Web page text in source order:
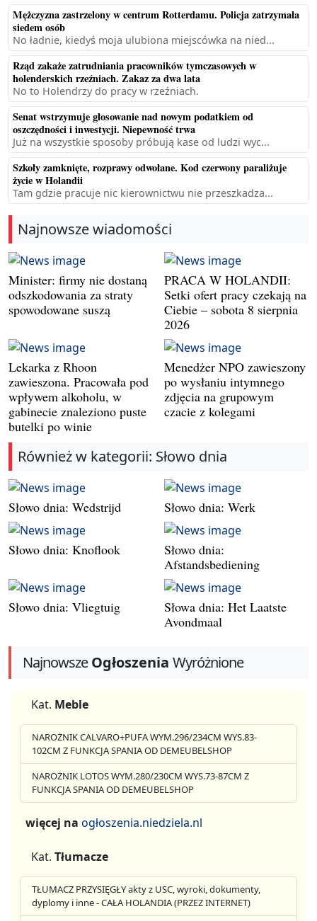
Mężczyzna zastrzelony w centrum Rotterdamu. Policja zatrzymała
siedem osób
No ładnie, kiedyś moja ulubiona miejscówka na nied...
Rząd zakaże zatrudniania pracowników tymczasowych w
holenderskich rzeźniach. Zakaz za dwa lata
No to Holendrzy do pracy w rzeźniach.
Senat wstrzymuje głosowanie nad nowym podatkiem od
oszczędności i inwestycji. Niepewność trwa
Już na wszystkie sposoby próbują kase od ludzi wyc...
Szkoły zamknięte, rozprawy odwołane. Kod czerwony paraliżuje
życie w Holandii
Tam gdzie pracuje nic kierownictwu nie przeszkadza...
Najnowsze wiadomości
Minister: firmy nie dostaną
odszkodowania za straty
spowodowane suszą
PRACA W HOLANDII:
Setki ofert pracy czekają na
Ciebie – sobota 8 sierpnia
2026
Lekarka z Rhoon
zawieszona. Pracowała pod
wpływem alkoholu, w
gabinecie znaleziono puste
butelki po winie
Menedżer NPO zawieszony
po wysłaniu intymnego
zdjęcia na grupowym
czacie z kolegami
Również w kategorii: Słowo dnia
Słowo dnia: Wedstrijd Słowo dnia: Werk
Słowo dnia: Knoflook
Słowo dnia:
Afstandsbediening
Słowo dnia: Vliegtuig
Słowa dnia: Het Laatste
Avondmaal
NajnowszeOgłoszenia Wyróżnione
Kat. Meble
NAROŻNIK CALVARO+PUFA WYM.296/234CM WYS.83-
102CM Z FUNKCJA SPANIA OD DEMEUBELSHOP
NAROŻNIK LOTOS WYM.280/230CM WYS.73-87CM Z
FUNKCJA SPANIA OD DEMEUBELSHOP
więcej na ogłoszenia.niedziela.nl
Kat. Tłumacze
TŁUMACZ PRZYSIĘGŁY akty z USC, wyroki, dokumenty,
dyplomy i inne - CAŁA HOLANDIA (PRZEZ INTERNET)